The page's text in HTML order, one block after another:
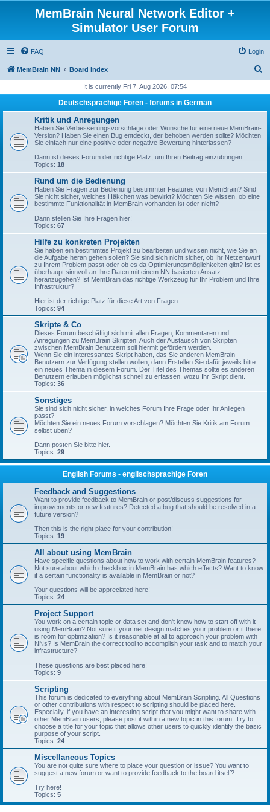
MemBrain Neural Network Editor +
Simulator User Forum
FAQ Login
MemBrain NN Board index
r
It is currently Fri 7. Aug 2026, 07:54
Deutschsprachige Foren - forums in German
Kritik und Anregungen
Haben Sie Verbesserungsvorschläge oder Wünsche für eine neue MemBrain-
Version? Haben Sie einen Bug entdeckt, der behoben werden sollte? Möchten
Sie einfach nur eine positive oder negative Bewertung hinterlassen?
Dann ist dieses Forum der richtige Platz, um Ihren Beitrag einzubringen.
Topics: 18
Rund um die Bedienung
Haben Sie Fragen zur Bedienung bestimmter Features von MemBrain? Sind
Sie nicht sicher, welches Häkchen was bewirkt? Möchten Sie wissen, ob eine
bestimmte Funktionalität in MemBrain vorhanden ist oder nicht?
Dann stellen Sie Ihre Fragen hier!
Topics: 67
Hilfe zu konkreten Projekten
Sie haben ein bestimmtes Projekt zu bearbeiten und wissen nicht, wie Sie an
die Aufgabe heran gehen sollen? Sie sind sich nicht sicher, ob Ihr Netzentwurf
zu Ihrem Problem passt oder ob es da Optimierungsmöglichkeiten gibt? Ist es
überhaupt sinnvoll an Ihre Daten mit einem NN basierten Ansatz
heranzugehen? Ist MemBrain das richtige Werkzeug für Ihr Problem und Ihre
Infrastruktur?
Hier ist der richtige Platz für diese Art von Fragen.
Topics: 94
Skripte & Co
Dieses Forum beschäftigt sich mit allen Fragen, Kommentaren und
Anregungen zu MemBrain Skripten. Auch der Austausch von Skripten
zwischen MemBrain Benutzern soll hiermit gefördert werden.
Wenn Sie ein interessantes Skript haben, das Sie anderen MemBrain
Benutzern zur Verfügung stellen wollen, dann Erstellen Sie dafür jeweils bitte
ein neues Thema in diesem Forum. Der Titel des Themas sollte es anderen
Benutzern erlauben möglichst schnell zu erfassen, wozu Ihr Skript dient.
Topics: 36
Sonstiges
Sie sind sich nicht sicher, in welches Forum Ihre Frage oder Ihr Anliegen
passt?
Möchten Sie ein neues Forum vorschlagen? Möchten Sie Kritik am Forum
selbst üben?
Dann posten Sie bitte hier.
Topics: 29
English Forums - englischsprachige Foren
Feedback and Suggestions
Want to provide feedback to MemBrain or post/discuss suggestions for
improvements or new features? Detected a bug that should be resolved in a
future version?
Then this is the right place for your contribution!
Topics: 19
All about using MemBrain
Have specific questions about how to work with certain MemBrain features?
Not sure about which checkbox in MemBrain has which effects? Want to know
if a certain functionality is available in MemBrain or not?
Your questions will be appreciated here!
Topics: 24
Project Support
You work on a certain topic or data set and don't know how to start off with it
using MemBrain? Not sure if your net design matches your problem or if there
is room for optimization? Is it reasonable at all to approach your problem with
NNs? Is MemBrain the correct tool to accomplish your task and to match your
infrastructure?
These questions are best placed here!
Topics: 9
Scripting
This forum is dedicated to everything about MemBrain Scripting. All Questions
or other contributions with respect to scripting should be placed here.
Especially, if you have an interesting script that you might want to share with
other MemBrain users, please post it within a new topic in this forum. Try to
choose a title for your topic that allows other users to quickly identify the basic
purpose of your script.
Topics: 24
Miscellaneous Topics
You are not quite sure where to place your question or issue? You want to
suggest a new forum or want to provide feedback to the board itself?
Try here!
Topics: 5